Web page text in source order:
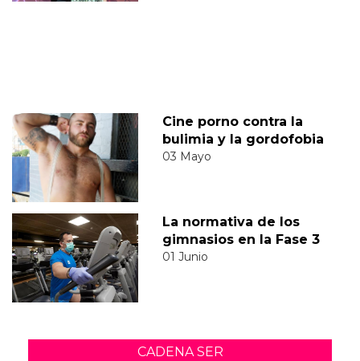
Cine porno contra la
bulimia y la gordofobia
03 Mayo
La normativa de los
gimnasios en la Fase 3
01 Junio
CADENA SER